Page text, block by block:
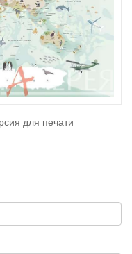
для печати